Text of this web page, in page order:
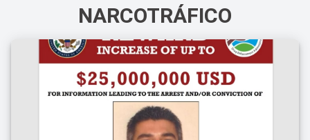
NARCOTRÁFICO